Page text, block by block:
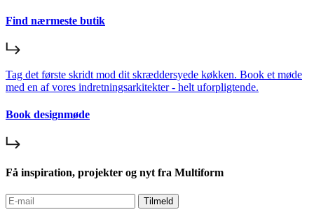
Find nærmeste butik
Tag det første skridt mod dit skræddersyede køkken. Book et møde
med en af vores indretningsarkitekter - helt uforpligtende.
Book designmøde
Få inspiration, projekter og nyt fra Multiform
Tilmeld